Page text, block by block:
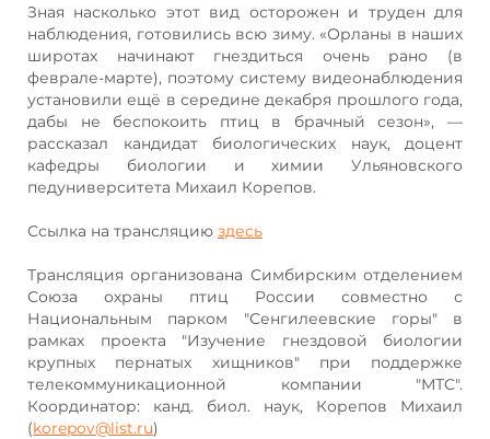
Зная насколько этот вид осторожен и труден для
наблюдения, готовились всю зиму. «Орланы в наших
широтах начинают гнездиться очень рано (в
феврале-марте), поэтому систему видеонаблюдения
установили ещё в середине декабря прошлого года,
дабы не беспокоить птиц в брачный сезон», —
рассказал кандидат биологических наук, доцент
кафедры биологии и химии Ульяновского
педуниверситета Михаил Корепов.
Ссылка на трансляцию здесь
Трансляция организована Симбирским отделением
Союза охраны птиц России совместно с
Национальным парком "Сенгилеевские горы" в
рамках проекта "Изучение гнездовой биологии
крупных пернатых хищников" при поддержке
телекоммуникационной компании "МТС".
Координатор: канд. биол. наук, Корепов Михаил
(korepov@list.ru)